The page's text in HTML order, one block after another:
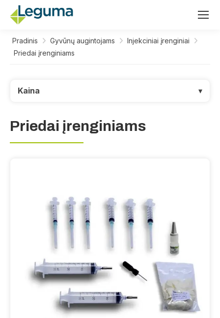
Pradinis Gyvūnų augintojams
Injekciniai įrenginiai
Priedai įrenginiams
Kaina ▾
Priedai įrenginiams